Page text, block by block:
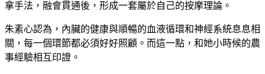
拿手法，融會貫通後，形成一套屬於自己的按摩理論。
朱素心認為，內臟的健康與順暢的血液循環和神經系統息息相
關，每一個環節都必須好好照顧。而這一點，和她小時候的農
事經驗相互印證。